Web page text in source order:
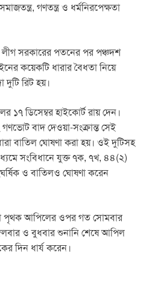
গণতন্ত্র ও ধর্মনিরপেক্ষতা
সরকারের পতনের পর পঞ্চদশ
কয়েকটি ধারার বৈধতা নিয়ে
দুটি রিট হয়।
১৭ ডিসেম্বর হাইকোর্ট রায় দেন।
বাদ দেওয়া-সংক্রান্ত সেই
বাতিল ঘোষণা করা হয়। ওই দুটিসহ
সংবিধানে যুক্ত ৭ক, ৭খ, ৪৪(২)
ও বাতিলও ঘোষণা করেন
পৃথক আপিলের ওপর গত সোমবার
ও বুধবার শুনানি শেষে আপিল
দিন ধার্য করেন।